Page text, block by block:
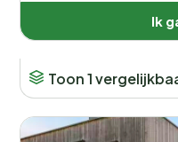
Ik
Toon 1